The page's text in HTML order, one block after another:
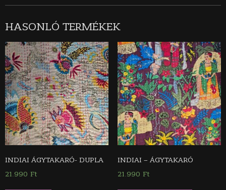
HASONLÓ TERMÉKEK
INDIAI ÁGYTAKARÓ- DUPLA
21.990 Ft
INDIAI – ÁGYTAKARÓ
21.990 Ft